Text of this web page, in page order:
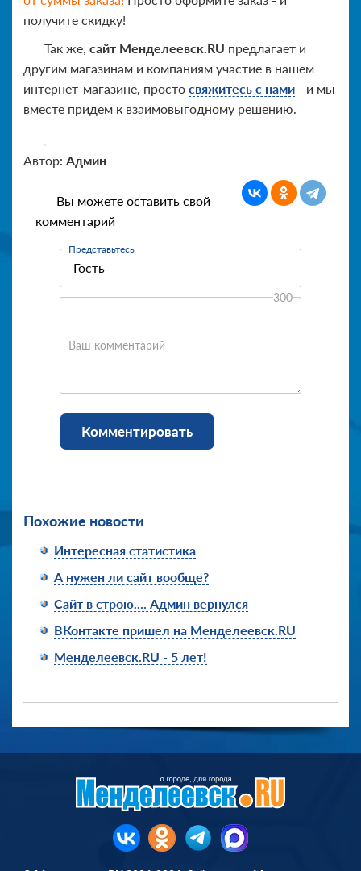
получите скидку!
Так же, сайт Менделеевск.RU предлагает и
другим магазинам и компаниям участие в нашем
интернет-магазине, просто свяжитесь с нами - и мы
вместе придем к взаимовыгодному решению.
Автор: Админ
Вы можете оставить свой
комментарий
Представьтесь
Ваш комментарий
300
Комментировать
Похожие новости
Интересная статистика
А нужен ли сайт вообще?
Сайт в строю.... Админ вернулся
ВКонтакте пришел на Менделеевск.RU
Менделеевск.RU - 5 лет!